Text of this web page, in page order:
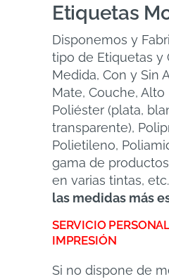
Etiquetas
Disponemos y
tipo de Etiquetas y
Medida, Con y Sin
Mate, Couche, Alto
Poliéster (plata,
transparente),
Polietileno,
gama de
en varias tintas, etc.
las medidas más
SERVICIO
IMPRESIÓN
Si no dispone de